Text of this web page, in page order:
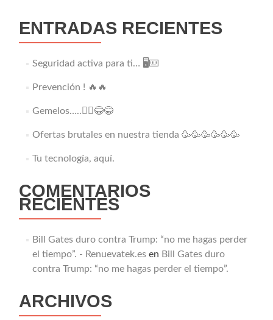
ENTRADAS RECIENTES
Seguridad activa para ti… 🖥️⌨️
Prevención ! 🔥🔥
Gemelos…..👯‍♂️😂😂
Ofertas brutales en nuestra tienda 🥳🥳🥳🥳🥳🥳
Tu tecnología, aquí.
COMENTARIOS
RECIENTES
Bill Gates duro contra Trump: “no me hagas perder
el tiempo”. - Renuevatek.esen Bill Gates duro
contra Trump: “no me hagas perder el tiempo”.
ARCHIVOS